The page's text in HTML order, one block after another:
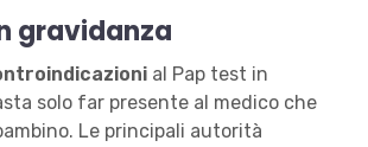
gravidanza
al Pap test in
solo far presente al medico che
Le principali autorità